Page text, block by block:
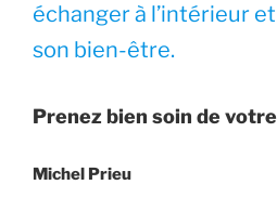
échanger à l’intérieur
son bien-être.
Prenez bien soin de
Michel Prieu